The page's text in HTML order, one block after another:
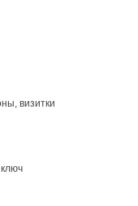
визитки